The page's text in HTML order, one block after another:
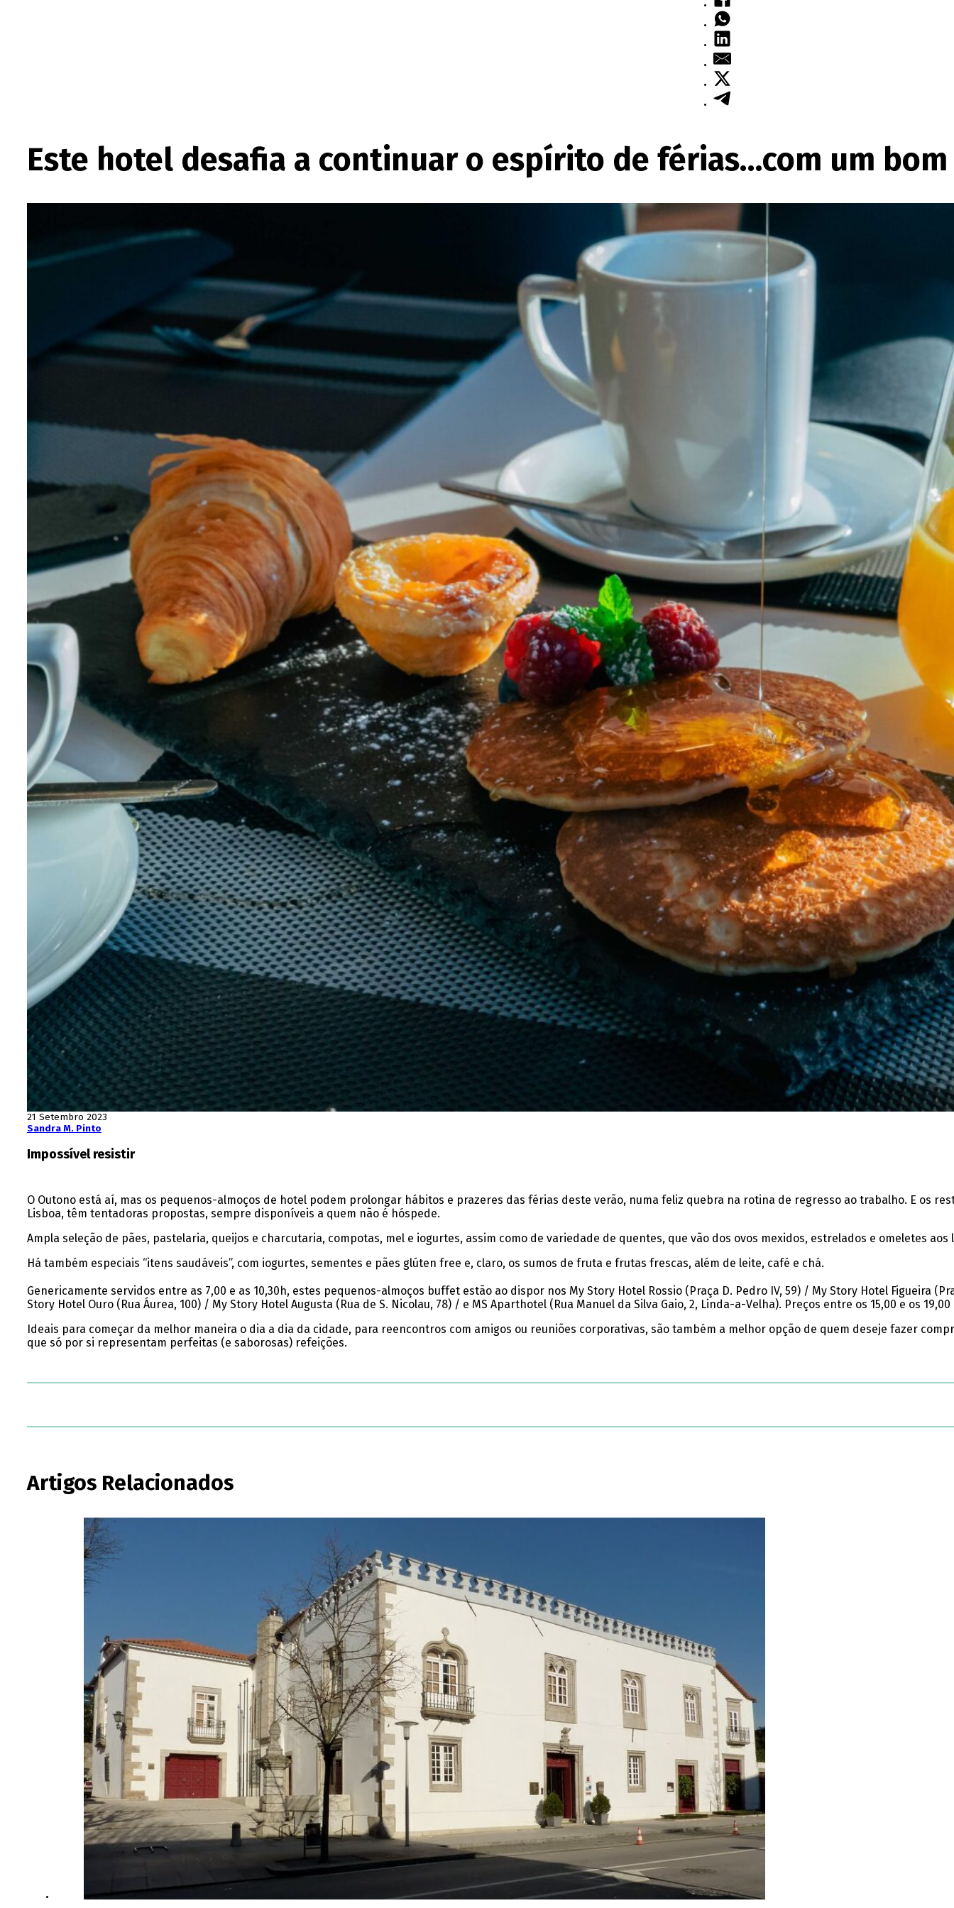
Este hotel desafia a continuar o espírito de férias…com um
21 Setembro 2023
Sandra M. Pinto
Impossível resistir
O Outono está aí, mas os pequenos-almoços de hotel podem prolongar hábitos e prazeres das férias deste verão, numa feliz quebra na rotina de regresso ao trabalho. E os
Lisboa, têm tentadoras propostas, sempre disponíveis a quem não é hóspede.
Ampla seleção de pães, pastelaria, queijos e charcutaria, compotas, mel e iogurtes, assim como de variedade de quentes, que vão dos ovos mexidos, estrelados e omeletes
Há também especiais “itens saudáveis”, com iogurtes, sementes e pães glúten free e, claro, os sumos de fruta e frutas frescas, além de leite, café e chá.
Genericamente servidos entre as 7,00 e as 10,30h, estes pequenos-almoços buffet estão ao dispor nos My Story Hotel Rossio (Praça D. Pedro IV, 59) / My Story Hotel Figueira
Story Hotel Ouro (Rua Áurea, 100) / My Story Hotel Augusta (Rua de S. Nicolau, 78) / e MS Aparthotel (Rua Manuel da Silva Gaio, 2, Linda-a-Velha). Preços entre os 15,00 e os 19,00
Ideais para começar da melhor maneira o dia a dia da cidade, para reencontros com amigos ou reuniões corporativas, são também a melhor opção de quem deseje fazer
que só por si representam perfeitas (e saborosas) refeições.
Artigos Relacionados